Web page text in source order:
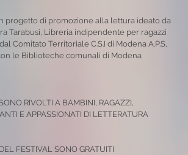
progetto di promozione alla lettura ideato da
Tarabusi, Libreria indipendente per ragazzi
Comitato Territoriale C.S.I di Modena A.P.S,
le Biblioteche comunali di Modena
RIVOLTI A BAMBINI, RAGAZZI,
E APPASSIONATI DI LETTERATURA
FESTIVAL SONO GRATUITI